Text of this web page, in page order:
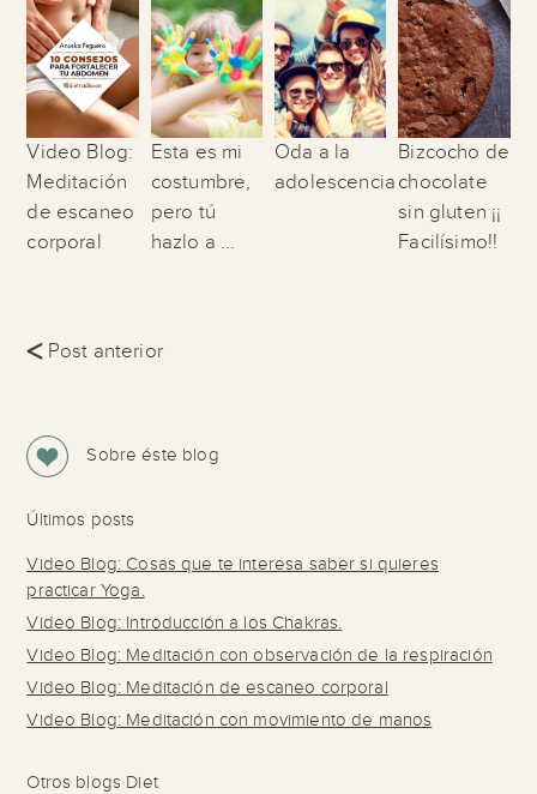
Video Blog:
Meditación
de escaneo
corporal
Esta es mi
costumbre,
pero tú
hazlo a ...
Oda a la
adolescencia
Bizcocho de
chocolate
sin gluten ¡¡
Facilísimo!!
<Post anterior
Sobre éste blog
Últimos posts
Video Blog: Cosas que te interesa saber si quieres
practicar Yoga.
Video Blog: Introducción a los Chakras.
Video Blog: Meditación con observación de la respiración
Video Blog: Meditación de escaneo corporal
Video Blog: Meditación con movimiento de manos
Otros blogs Diet